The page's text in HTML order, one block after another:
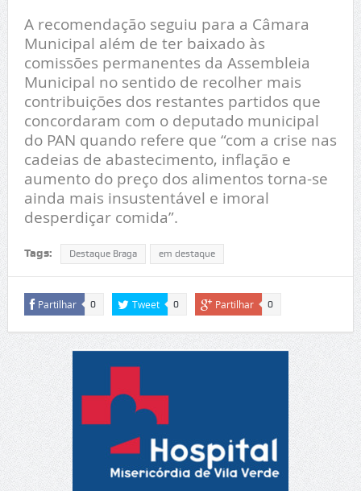
A recomendação seguiu para a Câmara
Municipal além de ter baixado às
comissões permanentes da Assembleia
Municipal no sentido de recolher mais
contribuições dos restantes partidos que
concordaram com o deputado municipal
do PAN quando refere que “com a crise nas
cadeias de abastecimento, inflação e
aumento do preço dos alimentos torna-se
ainda mais insustentável e imoral
desperdiçar comida”.
Tags: Destaque Braga em destaque
Partilhar 0 Tweet 0 Partilhar 0